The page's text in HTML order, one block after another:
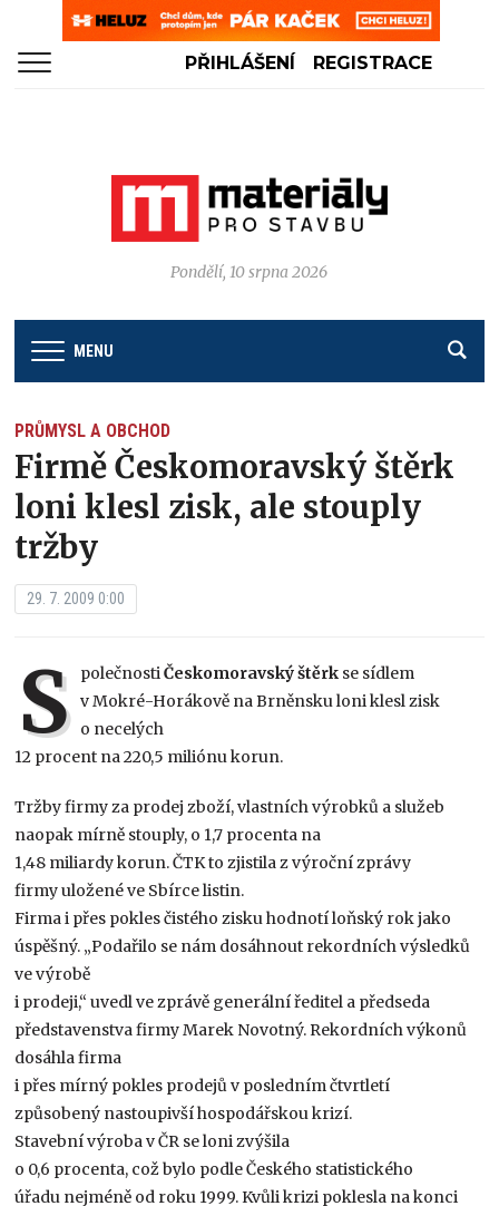
PŘIHLÁŠENÍ REGISTRACE
Pondělí, 10 srpna 2026
MENU
PRŮMYSL A OBCHOD
Firmě Českomoravský štěrk
loni klesl zisk, ale stouply
tržby
29. 7. 2009 0:00
S polečnostiČeskomoravský štěrk se sídlem
v Mokré-Horákově na Brněnsku loni klesl zisk
o necelých
12 procent na 220,5 miliónu korun.
Tržby firmy za prodej zboží, vlastních výrobků a služeb
naopak mírně stouply, o 1,7 procenta na
1,48 miliardy korun. ČTK to zjistila z výroční zprávy
firmy uložené ve Sbírce listin.
Firma i přes pokles čistého zisku hodnotí loňský rok jako
úspěšný. „Podařilo se nám dosáhnout rekordních výsledků
ve výrobě
i prodeji,“ uvedl ve zprávě generální ředitel a předseda
představenstva firmy Marek Novotný. Rekordních výkonů
dosáhla firma
i přes mírný pokles prodejů v posledním čtvrtletí
způsobený nastoupivší hospodářskou krizí.
Stavební výroba v ČR se loni zvýšila
o 0,6 procenta, což bylo podle Českého statistického
úřadu nejméně od roku 1999. Kvůli krizi poklesla na konci